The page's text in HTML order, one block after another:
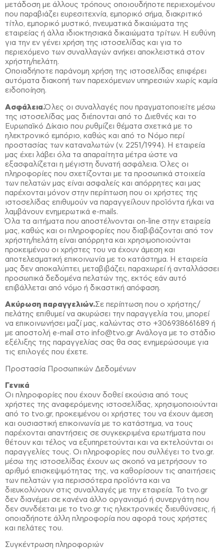
μετάδοση με άλλους τρόπους οποιουδήποτε περιεχομένου
που παραβιάζει ευρεσιτεχνία, εμπορικό σήμα, διακριτικό
τίτλο, εμπορικό μυστικό, πνευματικά δικαιώματα της
εταιρείας ή άλλα ιδιοκτησιακά δικαιώματα τρίτων. Η ευθύνη
για την εν γένει χρήση της ιστοσελίδας και για το
περιεχόμενο των συναλλαγών ανήκει αποκλειστικά στον
χρήστη/πελάτη.
Οποιαδήποτε παράνομη χρήση της ιστοσελίδας επιφέρει
αυτόματα διακοπή των παρεχόμενων υπηρεσιών χωρίς καμία
ειδοποίηση.
Ασφάλεια.Όλες οι συναλλαγές που πραγματοποιείτε μέσω
της ιστοσελίδας μας διέπονται από το Διεθνές και το
Ευρωπαϊκό Δίκαιο που ρυθμίζει θέματα σχετικά με το
ηλεκτρονικό εμπόριο, καθώς και από το Νόμο περί
προστασίας των καταναλωτών (ν. 2251/1994). Η εταιρεία
μας έχει λάβει όλα τα απαραίτητα μέτρα ώστε να
εξασφαλίζεται η μέγιστη δυνατή ασφάλεια. Όλες οι
πληροφορίες που σχετίζονται με τα προσωπικά στοιχεία
των πελατών μας είναι ασφαλείς και απόρρητες και μας
παρέχονται μόνον στην περίπτωση που οι χρήστες της
ιστοσελίδας επιθυμούν να παραγγείλουν προϊόντα ή/και να
λαμβάνουν ενημερωτικά e-mails.
Όλα τα αιτήματα που αποστέλνονται on-line στην εταιρεία
μας, καθώς και οι πληροφορίες που διαβιβάζονται από τον
χρήστη/πελάτη είναι απόρρητα και χρησιμοποιούνται
προκειμένου οι χρήστες του να έχουν άμεση και
αποτελεσματική επικοινωνία με το κατάστημα. Η εταιρεία
μας δεν αποκαλύπτει, μεταβιβάζει, παραχωρεί ή ανταλλάσσει
προσωπικά δεδομένα πελατών της, εκτός εάν αυτό
επιβάλλεται από νόμο ή δικαστική απόφαση.
Ακύρωση παραγγελιών.Σε περίπτωση που ο χρήστης/
πελάτης επιθυμεί να ακυρώσει την παραγγελία του, μπορεί
να επικοινωνήσει μαζί μας, καλώντας στο +306938661689 ή
με αποστολή e-mail στο info@tvo.gr Ανάλογα με το στάδιο
εξέλιξης της παραγγελίας σας θα σας ενημερώσουμε για
τις επιλογές που έχετε.
Προστασία Προσωπικών Δεδομένων
Γενικά
Οι πληροφορίες που έχουν δοθεί εκούσια από τους
χρήστες της αναφερόμενης ιστοσελίδας, χρησιμοποιούνται
από το tvo.gr, προκειμένου οι χρήστες του να έχουν άμεση
και ουσιαστική επικοινωνία με το κατάστημα, να τους
παρέχονται απαντήσεις σε συγκεκριμένα ερωτήματα που
θέτουν και τέλος να εξυπηρετούνται και να εκτελούνται οι
παραγγελίες τους. Οι πληροφορίες που συλλέγει το tvo.gr.
μέσω της ιστοσελίδας έχουν ως σκοπό να μετρήσουν το
αριθμό επισκεψιμότητας της, να καθορίσουν τις απαιτήσεις
των πελατών για περισσότερα προϊόντα και να
διευκολύνουν στις συναλλαγές με την εταιρεία. Το tvo.gr
δεν διανέμει σε κανένα άλλο οργανισμό ή συνεργάτη που
δεν συνδέεται με το tvo.gr τις ηλεκτρονικές διευθύνσεις, ή
οποιαδήποτε άλλη πληροφορία που αφορά τους χρήστες
και πελάτες του.
Συγκέντρωση πληροφοριών